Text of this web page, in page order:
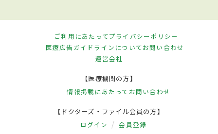
ご利用にあたってプライバシーポリシー
医療広告ガイドラインについてお問い合わせ
運営会社
【医療機関の方】
情報掲載にあたって お問い合わせ
【ドクターズ・ファイル会員の方】
ログイン 会員登録